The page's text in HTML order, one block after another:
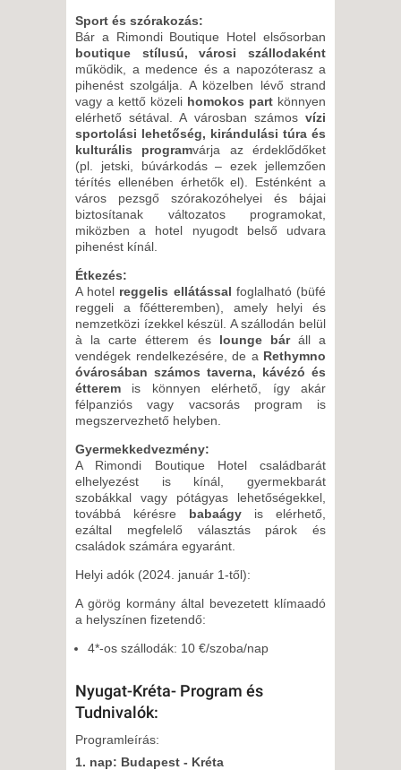
Sport és szórakozás:
Bár a Rimondi Boutique Hotel elsősorban
boutique stílusú, városi szállodaként
működik, a medence és a napozóterasz a
pihenést szolgálja. A közelben lévő strand
vagy a kettő közeli homokos part könnyen
elérhető sétával. A városban számos vízi
sportolási lehetőség, kirándulási túra és
kulturális programvárja az érdeklődőket
(pl. jetski, búvárkodás – ezek jellemzően
térítés ellenében érhetők el). Esténként a
város pezsgő szórakozóhelyei és bájai
biztosítanak változatos programokat,
miközben a hotel nyugodt belső udvara
pihenést kínál.
Étkezés:
A hotel reggelis ellátással foglalható (büfé
reggeli a főétteremben), amely helyi és
nemzetközi ízekkel készül. A szállodán belül
à la carte étterem és lounge báráll a
vendégek rendelkezésére, de a Rethymno
óvárosában számos taverna, kávézó és
étterem is könnyen elérhető, így akár
félpanziós vagy vacsorás program is
megszervezhető helyben.
Gyermekkedvezmény:
A Rimondi Boutique Hotel családbarát
elhelyezést is kínál, gyermekbarát
szobákkal vagy pótágyas lehetőségekkel,
továbbá kérésre babaágy is elérhető,
ezáltal megfelelő választás párok és
családok számára egyaránt.
Helyi adók (2024. január 1-től):
A görög kormány által bevezetett klímaadó
a helyszínen fizetendő:
4*-os szállodák: 10 €/szoba/nap
Nyugat-Kréta- Program és
Tudnivalók:
Programleírás:
1. nap: Budapest - Kréta